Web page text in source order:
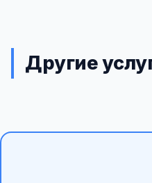
Другие